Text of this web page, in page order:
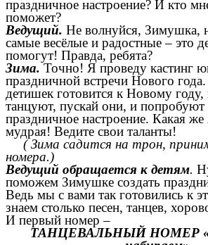
праздничное настроение? И кто
поможет?
Ведущий. Не волнуйся, Зимушка,
самые весёлые и радостные – это
помогут! Правда, ребята?
Зима. Точно! Я проведу кастинг
праздничной встречи Нового
детишек готовится к Новому
танцуют, пускай они, и попробуют
праздничное настроение. Какая
мудрая! Ведите свои таланты!
( Зима садится на трон,
номера.)
Ведущий обращается к детям.
поможем Зимушке создать
Ведь мы с вами так готовились к
знаем столько песен, танцев,
И первый номер –
ТАНЦЕВАЛЬНЫЙ НОМЕР